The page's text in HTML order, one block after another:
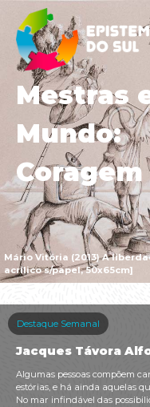
Mário Vitória (2013) A
acrílico s/papel, 50x65cm]
Mestras
Mundo:
Destaque Semanal
Jacques Távora
Algumas pessoas compõem
estórias, e há ainda aquelas
No mar infindável das